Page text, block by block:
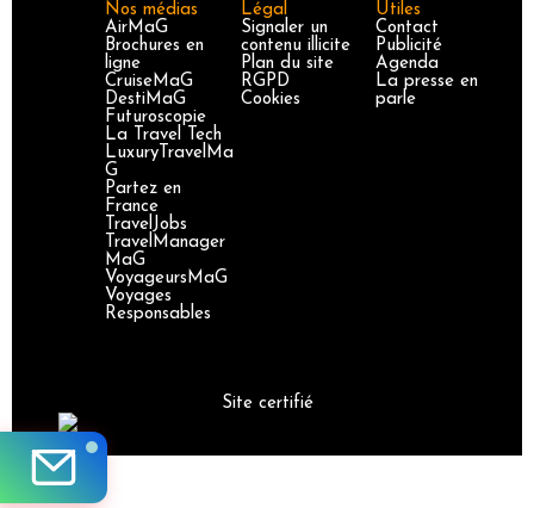
Nos médias
AirMaG
Brochures en
ligne
CruiseMaG
DestiMaG
Futuroscopie
La Travel Tech
LuxuryTravelMa
G
Partez en
France
TravelJobs
TravelManager
MaG
VoyageursMaG
Voyages
Responsables
Légal
Signaler un
contenu illicite
Plan du site
RGPD
Cookies
Utiles
Contact
Publicité
Agenda
La presse en
parle
Site certifié